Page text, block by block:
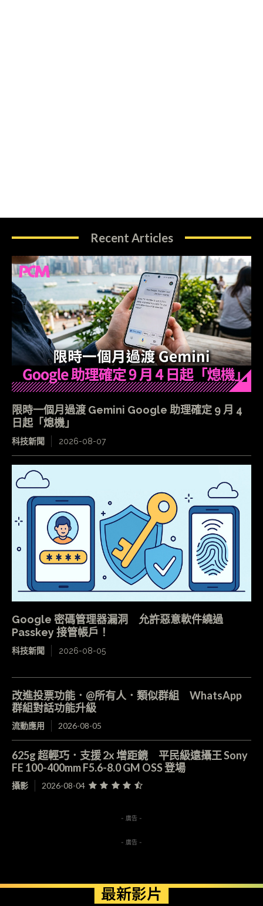
Recent Articles
限時一個月過渡 Gemini Google 助理確定 9 月 4
日起「熄機」
科技新聞 2026-08-07
Google 密碼管理器漏洞 允許惡意軟件繞過
Passkey 接管帳戶！
科技新聞 2026-08-05
改進投票功能．@所有人．類似群組 WhatsApp
群組對話功能升級
流動應用 2026-08-05
625g 超輕巧．支援 2x 增距鏡 平民級遠攝王 Sony
FE 100-400mm F5.6-8.0 GM OSS 登場
攝影 2026-08-04
- 廣告 -
- 廣告 -
最新影片